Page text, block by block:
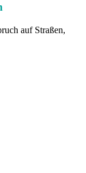
auf Straßen,